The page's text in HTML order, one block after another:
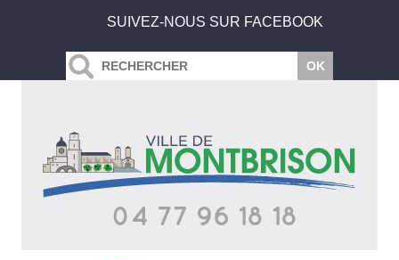
SUIVEZ-NOUS SUR FACEBOOK